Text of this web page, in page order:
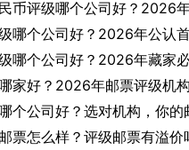
币评级哪个公司好？2026
哪个公司好？2026年公认
哪个公司好？2026年藏家
家好？2026年邮票评级机
票怎么样？评级邮票有溢价